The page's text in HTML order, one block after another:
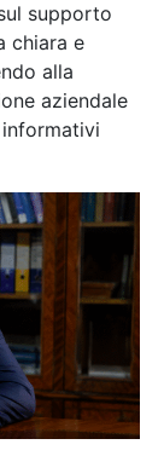
supporto
chiara e
alla
aziendale